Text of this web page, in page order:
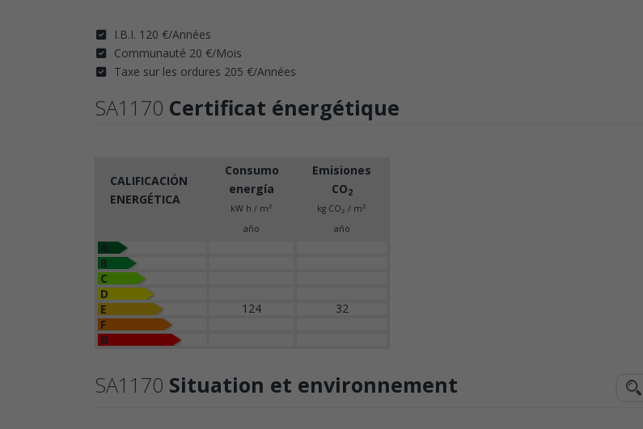
I.B.I. 120 €/Années
Communauté 20 €/Mois
Taxe sur les ordures 205 €/Années
SA1170 Certificat énergétique
CALIFICACIÓN
ENERGÉTICA
Consumo
energía
kW h / m2
año
Emisiones
CO2
kg CO2 / m2
año
B
C
D
E
124
32
F
G
SA1170 Situation et environnement